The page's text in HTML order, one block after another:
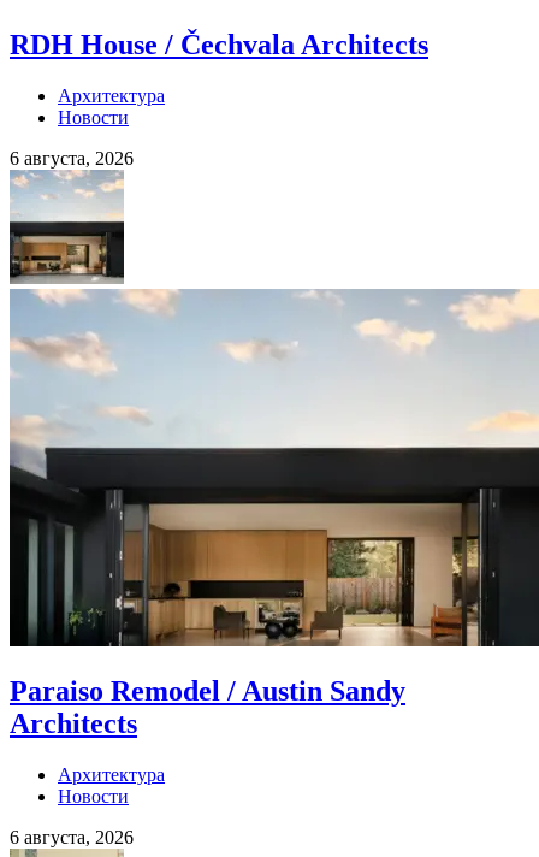
RDH House / Čechvala Architects
Архитектура
Новости
6 августа, 2026
Paraiso Remodel / Austin Sandy
Architects
Архитектура
Новости
6 августа, 2026